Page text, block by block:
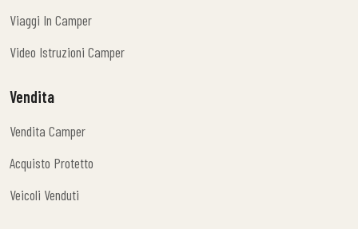
Viaggi In Camper
Video Istruzioni Camper
Vendita
Vendita Camper
Acquisto Protetto
Veicoli Venduti